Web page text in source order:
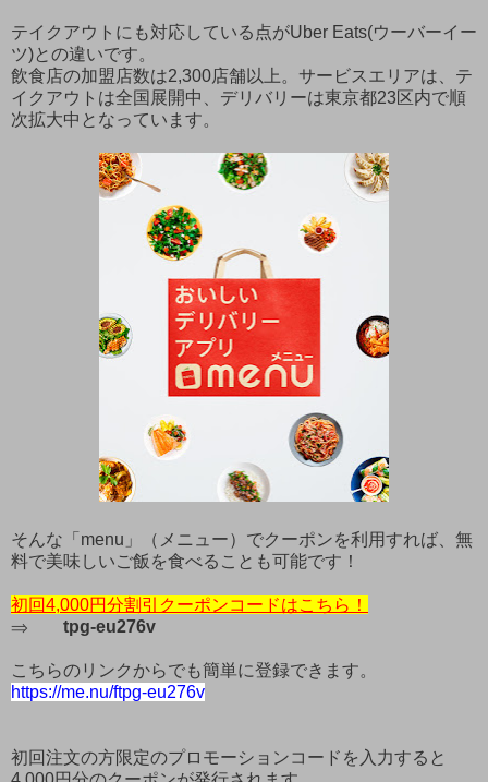
テイクアウトにも対応している点がUber Eats(ウーバーイー
ツ)との違いです。
飲食店の加盟店数は2,300店舗以上。サービスエリアは、テ
イクアウトは全国展開中、デリバリーは東京都23区内で順
次拡大中となっています。
そんな「menu」（メニュー）でクーポンを利用すれば、無
料で美味しいご飯を食べることも可能です！
初回4,000円分割引クーポンコードはこちら！
⇒ tpg-eu276v
こちらのリンクからでも簡単に登録できます。
https://me.nu/ftpg-eu276v
初回注文の方限定のプロモーションコードを入力すると